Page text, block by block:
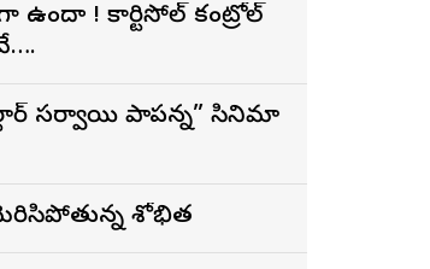
ఉందా ! కార్టిసోల్ కంట్రోల్
సర్వాయి పాపన్న” సినిమా
శోభిత